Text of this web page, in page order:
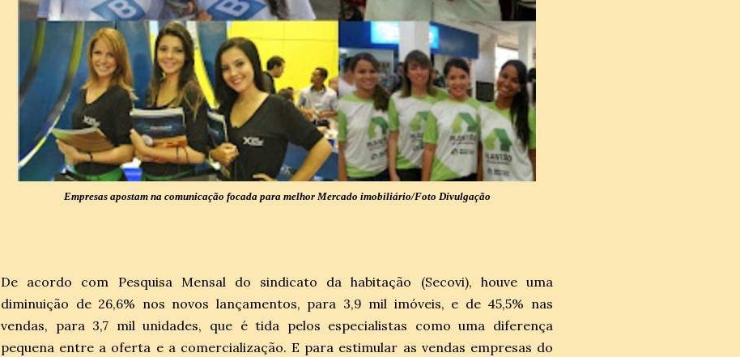
Empresas apostam na comunicação focada para melhor Mercado imobiliário/Foto Divulgação
De acordo com Pesquisa Mensal do sindicato da habitação (Secovi), houve uma
diminuição de 26,6% nos novos lançamentos, para 3,9 mil imóveis, e de 45,5% nas
vendas, para 3,7 mil unidades, que é tida pelos especialistas como uma diferença
pequena entre a oferta e a comercialização. E para estimular as vendas empresas do